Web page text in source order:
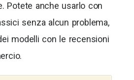
Potete anche usarlo con
senza alcun problema,
modelli con le recensioni